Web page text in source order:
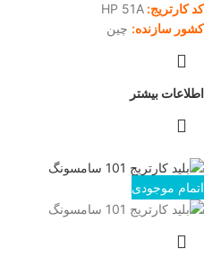
کد کارتریج: HP 51A
کشور سازنده: چین
اطلاعات بیشتر
اتمام موجودی